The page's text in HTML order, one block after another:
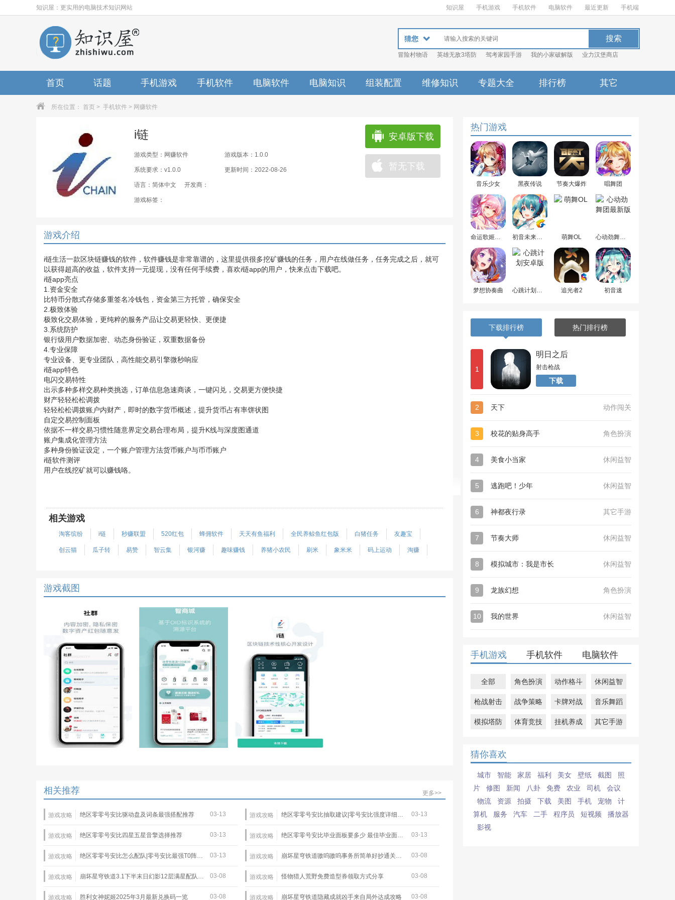
知识屋：更实用的电脑技术知识网站 知识屋 手机游戏 手机软件 电脑软件 最近更新 手机端
猜您
冒险村物语 英雄无敌3塔防 驾考家园手游 我的小家破解版 业力汉堡商店
首页 话题 手机游戏 手机软件 电脑软件 电脑知识 组装配置 维修知识 专题大全 排行榜 其它
所在位置： 首页 > 手机软件 > 网赚软件
i链
游戏类型：网赚软件 游戏版本：1.0.0
系统要求：v1.0.0 更新时间：2022-08-26
语言：简体中文 开发商：
游戏标签：
安卓版下载
暂无下载
游戏介绍
i链生活一款区块链赚钱的软件，软件赚钱是非常靠谱的，这里提供很多挖矿赚钱的任务，用户在线做任务，任务完成之后，就可
以获得超高的收益，软件支持一元提现，没有任何手续费，喜欢i链app的用户，快来点击下载吧。
i链app亮点
1.资金安全
比特币分散式存储多重签名冷钱包，资金第三方托管，确保安全
2.极致体验
极致化交易体验，更纯粹的服务产品让交易更轻快、更便捷
3.系统防护
银行级用户数据加密、动态身份验证，双重数据备份
4.专业保障
专业设备、更专业团队，高性能交易引擎微秒响应
i链app特色
电闪交易特性
出示多种多样交易种类挑选，订单信息急速商谈，一键闪兑，交易更方便快捷
财产轻轻松松调拨
轻轻松松调拨账户内财产，即时的数字货币概述，提升货币占有率饼状图
自定交易控制面板
依据不一样交易习惯性随意界定交易合理布局，提升K线与深度图通道
账户集成化管理方法
多种身份验证设定，一个账户管理方法货币账户与币币账户
i链软件测评
用户在线挖矿就可以赚钱咯。
相关游戏
淘客缤纷 i链 秒赚联盟 520红包 蜂佣软件 天天有鱼福利 全民养鲸鱼红包版 白猪任务 友趣宝
创云猫 瓜子转 易赞 智云集 银河赚 趣味赚钱 养猪小农民 刷米 象米米 码上运动 淘赚
游戏截图
相关推荐 更多>>
游戏攻略 绝区零零号安比驱动盘及词条最强搭配推荐 03-13 游戏攻略 绝区零零号安比抽取建议|零号安比强度详细介绍 03-13
游戏攻略 绝区零零号安比四星五星音擎选择推荐 03-13 游戏攻略 绝区零零号安比毕业面板要多少 最佳毕业面板一览 03-13
游戏攻略 绝区零零号安比怎么配队|零号安比最强T0阵容推荐 03-13 游戏攻略 崩坏星穹铁道嗷呜嗷呜事务所简单好抄通关攻略 03-08
游戏攻略 崩坏星穹铁道3.1下半末日幻影12层满星配队推荐 03-08 游戏攻略 怪物猎人荒野免费造型券领取方式分享 03-08
游戏攻略 胜利女神妮姬2025年3月最新兑换码一览 03-08 游戏攻略 崩坏星穹铁道隐藏成就凶手来自局外达成攻略 03-08
热门游戏
音乐少女 黑夜传说 节奏大爆炸 唱舞团
命运歌姬安卓版 初音未来梦幻歌姬 萌舞OL 心动劲舞团最新版
梦想协奏曲 心跳计划安卓版 追光者2 初音速
下载排行榜 热门排行榜
1
明日之后
射击枪战
下载
2 天下 动作闯关
3 校花的贴身高手 角色扮演
4 美食小当家 休闲益智
5 逃跑吧！少年 休闲益智
6 神都夜行录 其它手游
7 节奏大师 休闲益智
8 模拟城市：我是市长 休闲益智
9 龙族幻想 角色扮演
10 我的世界 休闲益智
手机游戏 手机软件 电脑软件
全部 角色扮演 动作格斗 休闲益智
枪战射击 战争策略 卡牌对战 音乐舞蹈
模拟塔防 体育竞技 挂机养成 其它手游
猜你喜欢
城市 智能 家居 福利 美女 壁纸 截图
照
片
修图 新闻 八卦 免费 农业 司机
会议
物流
资源 拍摄 下载 美图 手机 宠物
计
算机
服务 汽车 二手 程序员 短视频
播放器
影视